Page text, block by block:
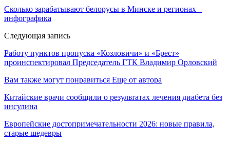
Сколько зарабатывают белорусы в Минске и регионах –
инфографика
Следующая запись
Работу пунктов пропуска «Козловичи» и «Брест»
проинспектировал Председатель ГТК Владимир Орловский
Вам также могут понравиться Еще от автора
Китайские врачи сообщили о результатах лечения диабета без
инсулина
Европейские достопримечательности 2026: новые правила,
старые шедевры